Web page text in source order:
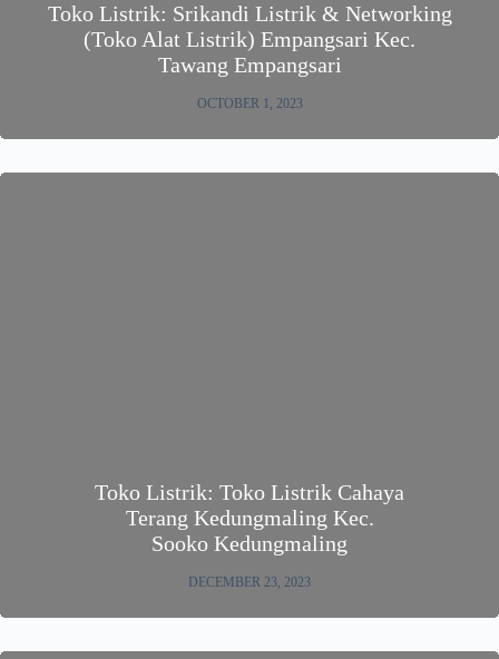
Toko Listrik: Srikandi Listrik & Networking
(Toko Alat Listrik) Empangsari Kec.
Tawang Empangsari
OCTOBER 1, 2023
Toko Listrik: Toko Listrik Cahaya
Terang Kedungmaling Kec.
Sooko Kedungmaling
DECEMBER 23, 2023